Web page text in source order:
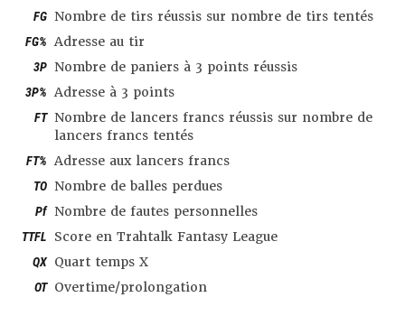
FG Nombre de tirs réussis sur nombre de tirs tentés
FG% Adresse au tir
3P Nombre de paniers à 3 points réussis
3P% Adresse à 3 points
FT Nombre de lancers francs réussis sur nombre de
lancers francs tentés
FT% Adresse aux lancers francs
TO Nombre de balles perdues
Pf Nombre de fautes personnelles
TTFL Score en Trahtalk Fantasy League
QX Quart temps X
OT Overtime/prolongation